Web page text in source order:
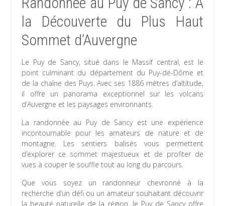
la Découverte du Plus Haut
Sommet d’Auvergne
Le Puy de Sancy, situé dans le Massif central, est le
point culminant du département du Puy-de-Dôme et
de la chaîne des Puys. Avec ses 1886 mètres d’altitude,
il offre un panorama exceptionnel sur les volcans
d’Auvergne et les paysages environnants.
La randonnée au Puy de Sancy est une expérience
incontournable pour les amateurs de nature et de
montagne. Les sentiers balisés vous permettent
d’explorer ce sommet majestueux et de profiter de
vues à couper le souffle tout au long du parcours.
Que vous soyez un randonneur chevronné à la
recherche d’un défi ou un amateur souhaitant découvrir
la beauté naturelle de la région, le Puy de Sancy offre